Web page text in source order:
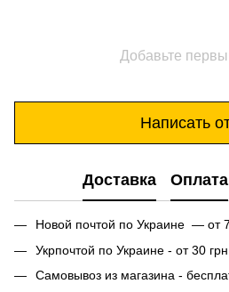
Добавьте
Написать
Доставка Оплата
Новой почтой по Украине — от
Укрпочтой по Украине - от 30 грн
Самовывоз из магазина -